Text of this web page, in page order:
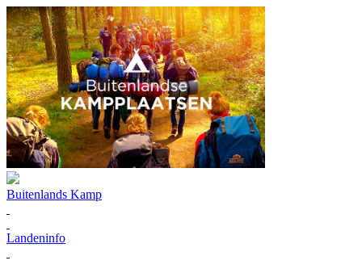
Buitenlands Kamp
Landeninfo